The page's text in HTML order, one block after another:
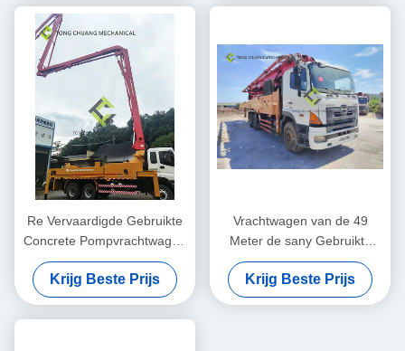
Re Vervaardigde Gebruikte
Concrete Pompvrachtwagen
Putzmeister 38 Meter
Krijg Beste Prijs
Vrachtwagen van de 49
Meter de sany Gebruikte
Concrete die Pomp met
HINO-Chassis wordt re-
vervaardigd
Krijg Beste Prijs